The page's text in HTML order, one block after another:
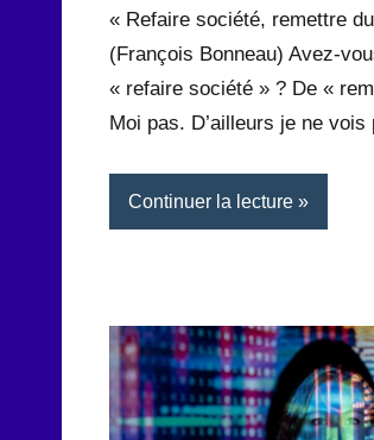
« Refaire société, remettre
(François Bonneau) Avez-
« refaire société » ? De «
Moi pas. D’ailleurs je ne
Continuer la lecture